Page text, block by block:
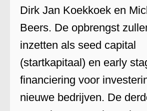
Dirk Jan Koekkoek en
Beers. De opbrengst
inzetten als seed capital
(startkapitaal) en early
financiering voor
nieuwe bedrijven. De